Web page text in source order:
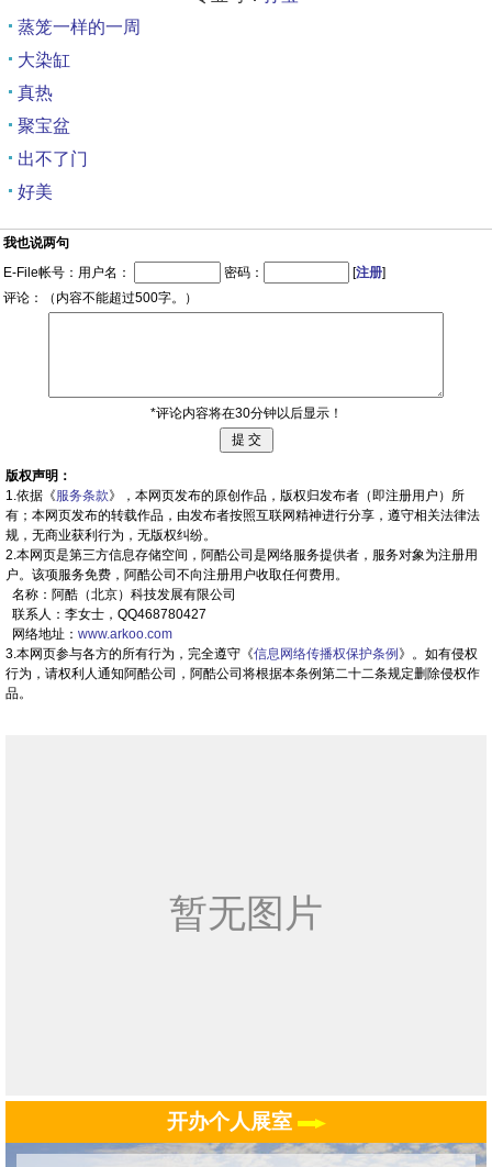
蒸笼一样的一周
大染缸
真热
聚宝盆
出不了门
好美
我也说两句
E-File帐号：用户名：
密码： [注册]
评论：（内容不能超过500字。）
*评论内容将在30分钟以后显示！
版权声明：
1.依据《服务条款》，本网页发布的原创作品，版权归发布者（即注册用户）所
有；本网页发布的转载作品，由发布者按照互联网精神进行分享，遵守相关法律法
规，无商业获利行为，无版权纠纷。
2.本网页是第三方信息存储空间，阿酷公司是网络服务提供者，服务对象为注册用
户。该项服务免费，阿酷公司不向注册用户收取任何费用。
名称：阿酷（北京）科技发展有限公司
联系人：李女士，QQ468780427
网络地址： www.arkoo.com
3.本网页参与各方的所有行为，完全遵守《信息网络传播权保护条例》。如有侵权
行为，请权利人通知阿酷公司，阿酷公司将根据本条例第二十二条规定删除侵权作
品。
开办个人展室